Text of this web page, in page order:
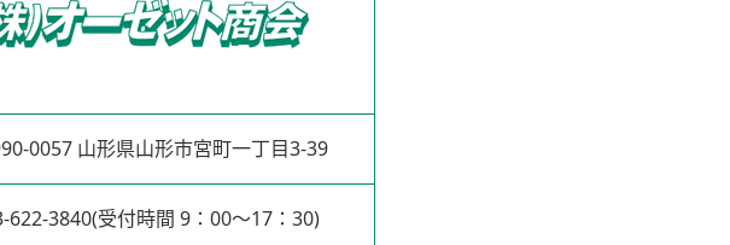
0057 山形県山形市宮町一丁目3-39
622-3840(受付時間 9：00～17：30)